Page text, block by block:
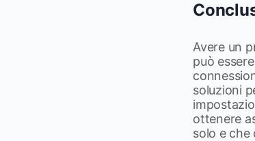
Avere un
può
soluzioni
ottenere
solo e che